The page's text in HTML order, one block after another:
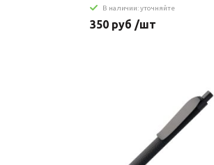
В наличии: уточняйте
350 руб /шт